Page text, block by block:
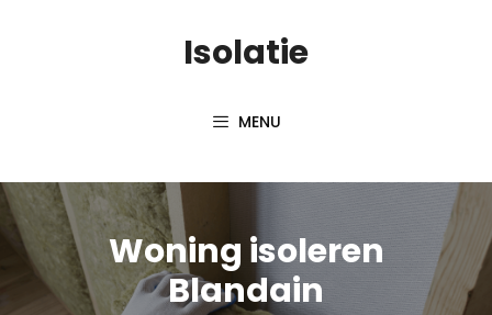
Isolatie
MENU
Woning isoleren
Blandain